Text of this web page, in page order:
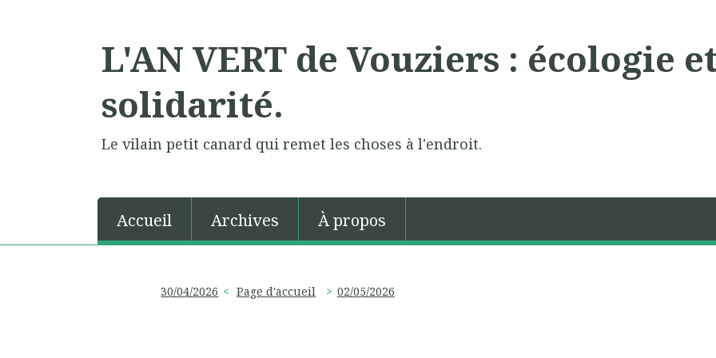
L'AN VERT de Vouziers : écologie
solidarité.
Le vilain petit canard qui remet les choses à l'endroit.
Accueil Archives À propos
30/04/2026 Page d'accueil 02/05/2026